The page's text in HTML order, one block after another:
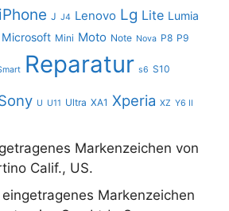
iPhone J J4 Lenovo Lg Lite Lumia
Microsoft Mini Moto Note Nova P8 P9
Reparatur s6 S10
U U11 Ultra XA1 Xperia XZ Y6 II
Markenzeichen von
Calif., US.
Markenzeichen